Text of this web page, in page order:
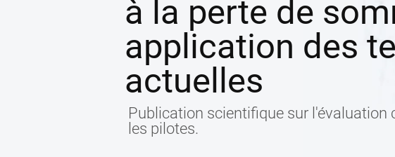
à la perte de
application des
actuelles
Publication scientifique sur l'évaluation
les pilotes.